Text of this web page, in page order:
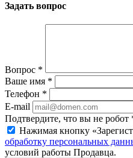
Задать вопрос
Вопрос *
Ваше имя *
Телефон *
E-mail
Подтвердите, что вы не робот
Нажимая кнопку
обработку персональных
условий работы Продавца.